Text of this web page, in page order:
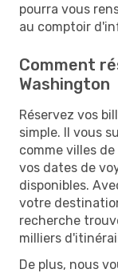
pourra vous
au comptoir
Comment
Washington
Réservez vos
simple. Il vous
comme villes
vos dates de
disponibles.
votre
recherche
milliers
De plus, nous